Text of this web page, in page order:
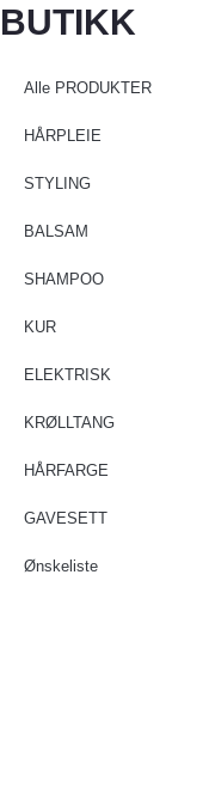
BUTIKK
Alle PRODUKTER
HÅRPLEIE
STYLING
BALSAM
SHAMPOO
KUR
ELEKTRISK
KRØLLTANG
HÅRFARGE
GAVESETT
Ønskeliste